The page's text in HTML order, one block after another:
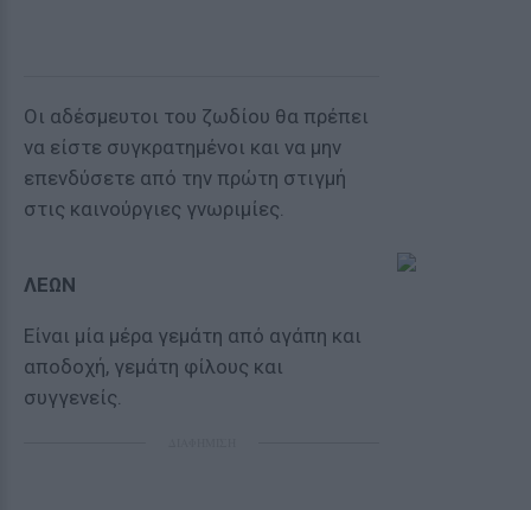
Οι αδέσμευτοι του ζωδίου θα πρέπει
να είστε συγκρατημένοι και να μην
επενδύσετε από την πρώτη στιγμή
στις καινούργιες γνωριμίες.
ΛΕΩΝ
Είναι μία μέρα γεμάτη από αγάπη και
αποδοχή, γεμάτη φίλους και
συγγενείς.